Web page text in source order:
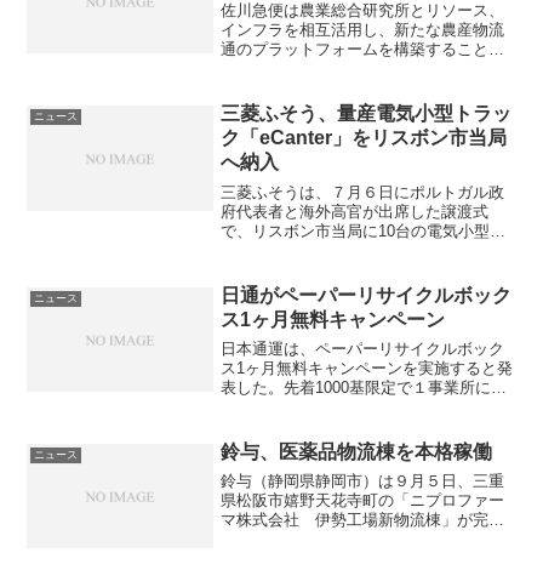
佐川急便は農業総合研究所とリソース、
インフラを相互活用し、新たな農産物流
通のプラットフォームを構築すること
てた農産物を都市部などの消費地に鮮度
を保って届けるために、農業...
ニュース
三菱ふそう、量産電気小型トラッ
ク「eCanter」をリスボン市当局
へ納入
三菱ふそうは、７月６日にポルトガル政
府代表者と海外高官が出席した譲渡式
で、リスボン市当局に10台の電気小型ト
部における従来型車両に起因する騒音や
排ガス汚...
ニュース
日通がペーパーリサイクルボック
ス1ヶ月無料キャンペーン
日本通運は、ペーパーリサイクルボック
ス1ヶ月無料キャンペーンを実施すると発
表した。先着1000基限定で１事業所につ
は、顧客がシュレッダーの代わりにオフ
ィスに鍵付き回...
ニュース 鈴与、医薬品物流棟を本格稼働
鈴与（静岡県静岡市）は９月５日、三重
県松阪市嬉野天花寺町の「ニプロファー
マ株式会社 伊勢工場新物流棟」が完成